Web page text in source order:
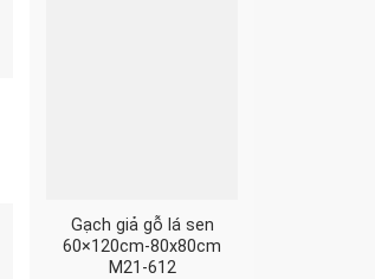
Gạch giả gỗ lá sen
60×120cm-80x80cm
M21-612